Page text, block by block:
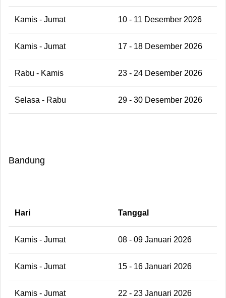
Kamis - Jumat 10 - 11 Desember 2026
Kamis - Jumat 17 - 18 Desember 2026
Rabu - Kamis 23 - 24 Desember 2026
Selasa - Rabu 29 - 30 Desember 2026
Bandung
Hari Tanggal
Kamis - Jumat 08 - 09 Januari 2026
Kamis - Jumat 15 - 16 Januari 2026
Kamis - Jumat 22 - 23 Januari 2026